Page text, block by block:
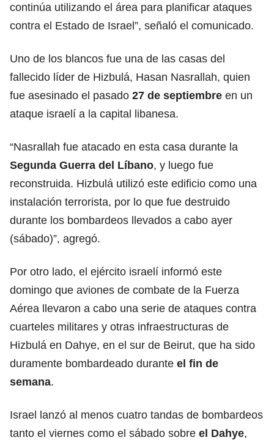
continúa utilizando el área para planificar ataques
contra el Estado de Israel”, señaló el comunicado.
Uno de los blancos fue una de las casas del
fallecido líder de Hizbulá, Hasan Nasrallah, quien
fue asesinado el pasado 27 de septiembre en un
ataque israelí a la capital libanesa.
“Nasrallah fue atacado en esta casa durante la
Segunda Guerra del Líbano, y luego fue
reconstruida. Hizbulá utilizó este edificio como una
instalación terrorista, por lo que fue destruido
durante los bombardeos llevados a cabo ayer
(sábado)”, agregó.
Por otro lado, el ejército israelí informó este
domingo que aviones de combate de la Fuerza
Aérea llevaron a cabo una serie de ataques contra
cuarteles militares y otras infraestructuras de
Hizbulá en Dahye, en el sur de Beirut, que ha sido
duramente bombardeado durante el fin de
semana.
Israel lanzó al menos cuatro tandas de bombardeos
tanto el viernes como el sábado sobre el Dahye,